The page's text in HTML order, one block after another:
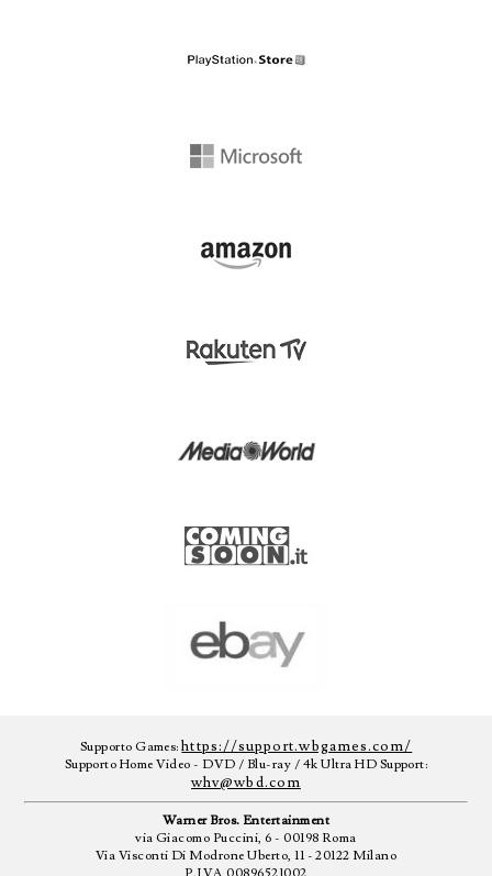
Supporto Games:https://support.wbgames.com/
Supporto Home Video - DVD / Blu-ray / 4k Ultra HD Support:
whv@wbd.com
Warner Bros. Entertainment
via Giacomo Puccini, 6 - 00198 Roma
Via Visconti Di Modrone Uberto, 11 - 20122 Milano